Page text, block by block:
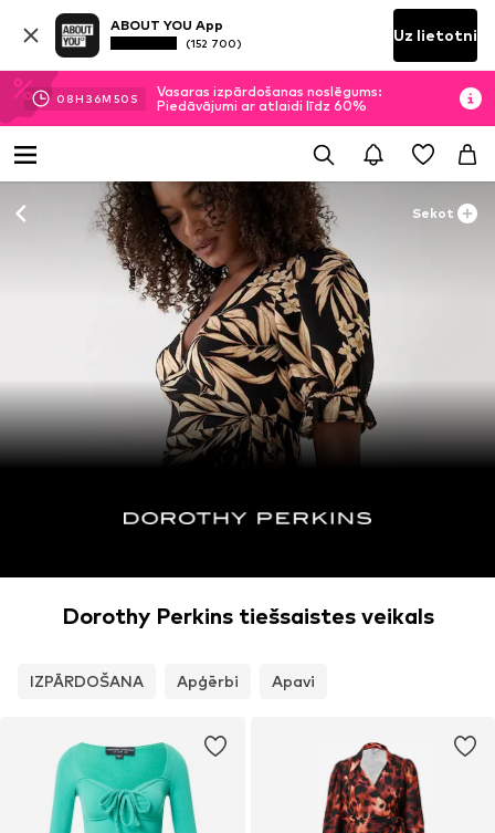
ABOUT YOU App
(152 700) Uz lietotni
08H 36M 48 S
Vasaras izpārdošanas noslēgums:
Piedāvājumi ar atlaidi līdz 60%
Sekot
Dorothy Perkins tiešsaistes veikals
IZPĀRDOŠANA Apģērbi Apavi